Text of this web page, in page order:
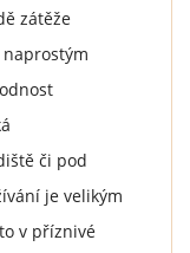
zátěže
či pod
je velikým
v příznivé